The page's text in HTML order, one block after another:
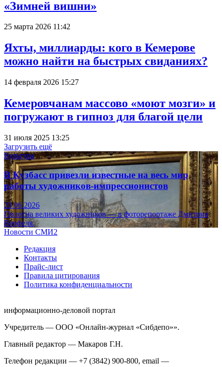
«Зимней вишни»
25 марта 2026 11:42
Яхты, миллиарды: кого в Кемерове
можно найти на быстрых свиданиях?
14 февраля 2026 15:27
Кемеровчанам массово «моют мозги» и
погружают в гипноз для благой цели
31 июля 2025 13:25
Загрузить ещё
Культура
В Кузбасс привезли известные на весь мир
работы художников-импрессионистов
23.06.2026
Полотна великих художников — в фоторепортаже Дмитрия
Верфеля.
Новости СМИ2
Редакция
Контакты
Прайс-лист
Правила цитирования
Политика конфиденциальности
информационно-деловой портал
Учредитель — ООО «Онлайн-журнал «Сибдепо»».
Главный редактор — Макаров Г.Н.
Телефон редакции — +7 (3842) 900-800, email —